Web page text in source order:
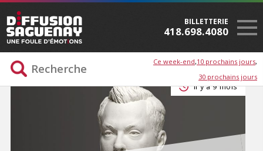
BILLETTERIE
418.698.4080
Ce week-end 10 prochains jours
30 prochains jours
Il y a 9 mois